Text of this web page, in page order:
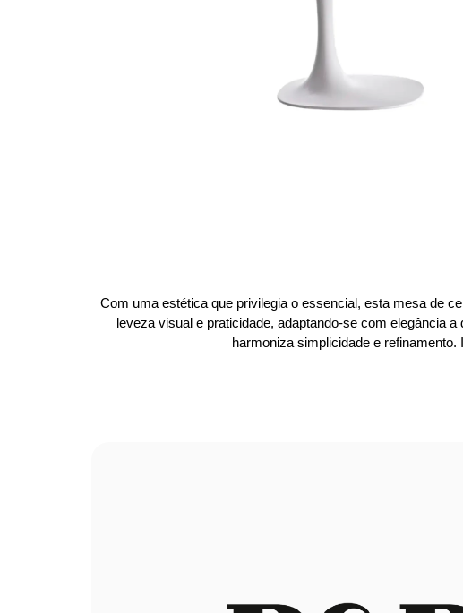
Com uma estética que privilegia o essencial, esta mesa de
leveza visual e praticidade, adaptando-se com elegância
harmoniza simplicidade e